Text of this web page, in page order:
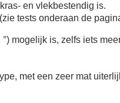
voor elke verwijzing
€5 korting
aankoopwaarde van
dan 1 minuut
en vlekbestendig is.
tests onderaan de
mogelijk is, zelfs iets
met een zeer mat